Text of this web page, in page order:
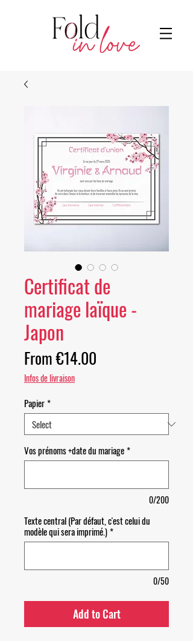
Certificat de
mariage laïque -
Japon
From€14.00
Infos de livraison
Papier *
Vos prénoms +date du mariage *
0/200
Texte central (Par défaut, c'est celui du
modèle qui sera imprimé.) *
0/50
Add to Cart